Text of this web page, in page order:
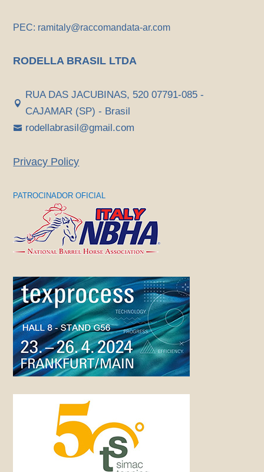
PEC: ramitaly@raccomandata-ar.com
RODELLA BRASIL LTDA

RUA DAS JACUBINAS, 520 07791-085 -
CAJAMAR (SP) - Brasil
 rodellabrasil@gmail.com
Privacy Policy
PATROCINADOR OFICIAL